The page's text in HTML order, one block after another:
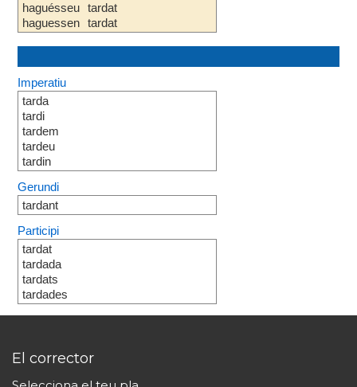
haguésseu
haguessen
tardat
tardat
Imperatiu
tarda
tardi
tardem
tardeu
tardin
Gerundi
tardant
Participi
tardat
tardada
tardats
tardades
El corrector